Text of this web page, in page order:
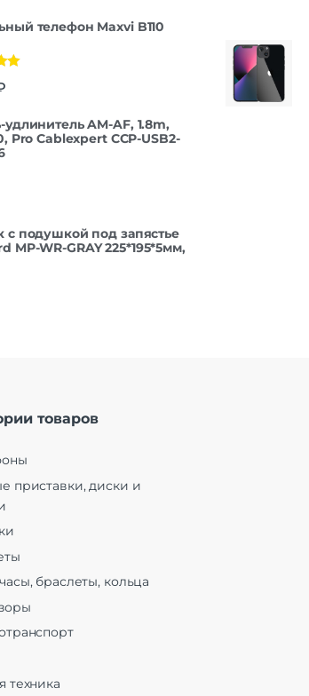
телефон Maxvi B110
удлинитель AM-AF, 1.8m,
Pro Cablexpert CCP-USB2-
с подушкой под запястье
MP-WR-GRAY 225*195*5мм,
товаров
приставки, диски и
браслеты, кольца
техника